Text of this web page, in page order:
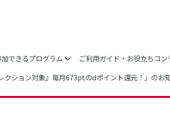
できるプログラム ご利用ガイド・お役立ちコン
ション対象』毎月673ptのdポイント還元！」のお